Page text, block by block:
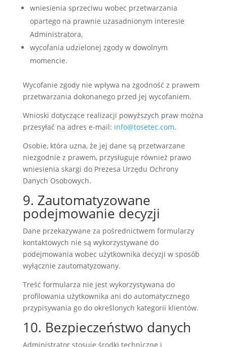
wniesienia sprzeciwu wobec przetwarzania
opartego na prawnie uzasadnionym interesie
Administratora,
wycofania udzielonej zgody w dowolnym
momencie.
Wycofanie zgody nie wpływa na zgodność z prawem
przetwarzania dokonanego przed jej wycofaniem.
Wnioski dotyczące realizacji powyższych praw można
przesyłać na adres e-mail: info@tosetec.com.
Osobie, która uzna, że jej dane są przetwarzane
niezgodnie z prawem, przysługuje również prawo
wniesienia skargi do Prezesa Urzędu Ochrony
Danych Osobowych.
9. Zautomatyzowane
podejmowanie decyzji
Dane przekazywane za pośrednictwem formularzy
kontaktowych nie są wykorzystywane do
podejmowania wobec użytkownika decyzji w sposób
wyłącznie zautomatyzowany.
Treść formularza nie jest wykorzystywana do
profilowania użytkownika ani do automatycznego
przypisywania go do określonych kategorii klientów.
10. Bezpieczeństwo danych
Administrator stosuje środki techniczne i